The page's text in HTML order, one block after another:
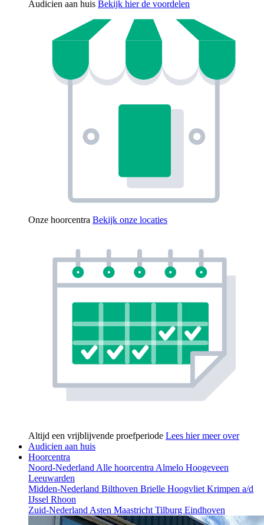
Audicien aan huis Bekijk hier de voordelen
Onze hoorcentra Bekijk onze locaties
Altijd een vrijblijvende proefperiode Lees hier meer over
Audicien aan huis
Hoorcentra
Noord-NederlandAlle hoorcentraAlmelo Hoogeveen
Leeuwarden
Midden-Nederland Bilthoven Brielle HoogvlietKrimpen a/d
IJssel Rhoon
Zuid-NederlandAsten MaastrichtTilburg Eindhoven